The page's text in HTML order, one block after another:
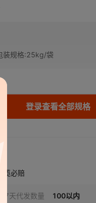
装规格:25kg/袋
登录查看全部规格
揽必赔
近7天代发数量 100以内